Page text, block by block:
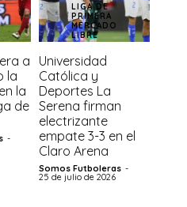
a
la
la
de
-
LIGA DE
PRIMERA
MERCADO
LIBRE
Universidad
Católica y
Deportes La
Serena firman
electrizante
empate 3-3 en el
Claro Arena
Somos Futboleras -
25 de julio de 2026